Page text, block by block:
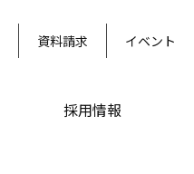
資料請求 イベント
採用情報